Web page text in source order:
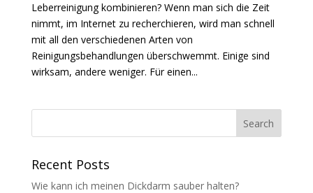
Leberreinigung kombinieren? Wenn man sich die Zeit
nimmt, im Internet zu recherchieren, wird man schnell
mit all den verschiedenen Arten von
Reinigungsbehandlungen überschwemmt. Einige sind
wirksam, andere weniger. Für einen...
Recent Posts
Wie kann ich meinen Dickdarm sauber halten?